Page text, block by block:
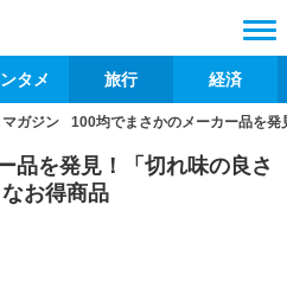
タメ 旅行 経済
マガジン 100均でまさかのメーカー品を
品を発見！「切れ味の良さ
お得商品